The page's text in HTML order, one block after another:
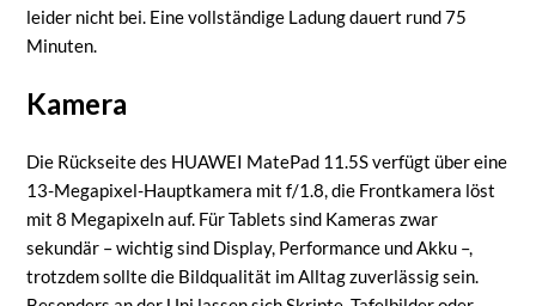
leider nicht bei. Eine vollständige Ladung dauert rund 75
Minuten.
Kamera
Die Rückseite des HUAWEI MatePad 11.5S verfügt über eine
13-Megapixel-Hauptkamera mit f/1.8, die Frontkamera löst
mit 8 Megapixeln auf. Für Tablets sind Kameras zwar
sekundär – wichtig sind Display, Performance und Akku –,
trotzdem sollte die Bildqualität im Alltag zuverlässig sein.